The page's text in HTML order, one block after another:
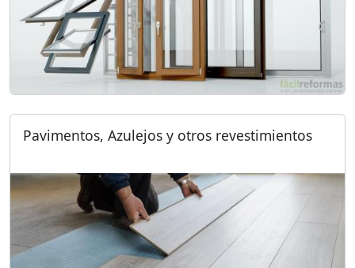
Pavimentos, Azulejos y otros revestimientos